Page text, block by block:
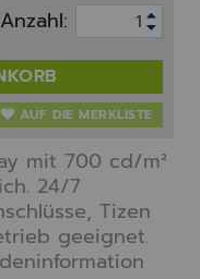
Anzahl:
AUF DIE MERKLISTE
mit 700 cd/m²
24/7
Tizen
geeignet.